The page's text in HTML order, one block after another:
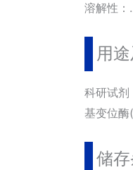
溶解性
用途
科研试剂
基变位酶
储存